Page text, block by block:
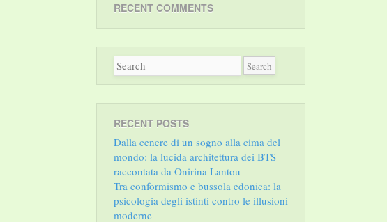
RECENT COMMENTS
RECENT POSTS
Dalla cenere di un sogno alla cima del
mondo: la lucida architettura dei BTS
raccontata da Onirina Lantou
Tra conformismo e bussola edonica: la
psicologia degli istinti contro le illusioni
moderne